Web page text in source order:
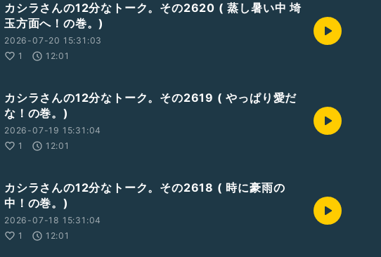
カシラさんの12分なトーク。その2620 ( 蒸し暑い中 埼
玉方面へ！の巻。)
2026-07-20 15:31:03
1
12:01
カシラさんの12分なトーク。その2619 ( やっぱり愛だ
な！の巻。)
2026-07-19 15:31:04
1
12:01
カシラさんの12分なトーク。その2618 ( 時に豪雨の
中！の巻。)
2026-07-18 15:31:04
1
12:01